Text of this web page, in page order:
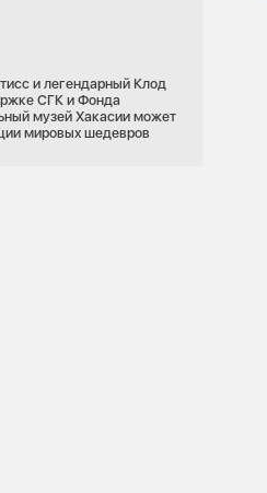
и легендарный Клод
СГК и Фонда
музей Хакасии может
мировых шедевров